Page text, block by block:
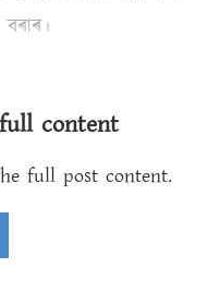
content
full post content.